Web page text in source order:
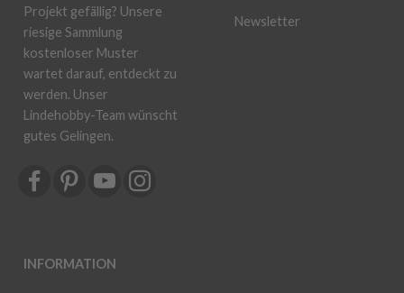
Projekt gefällig? Unsere
riesige Sammlung
kostenloser Muster
wartet darauf, entdeckt zu
werden. Unser
Lindehobby-Team wünscht
gutes Gelingen.
INFORMATION
Newsletter